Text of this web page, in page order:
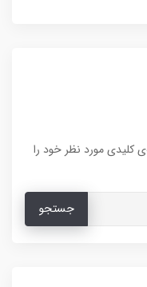
کلیدی مورد نظر خود را
جستجو